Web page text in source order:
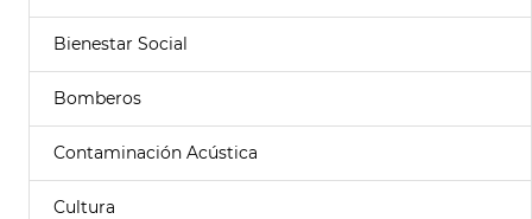
Bienestar Social
Bomberos
Contaminación Acústica
Cultura